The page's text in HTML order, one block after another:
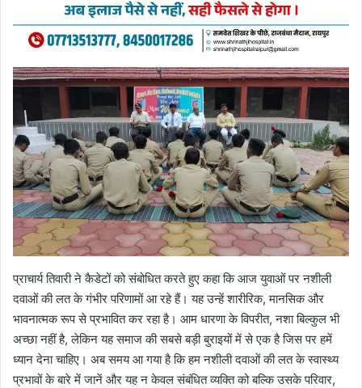
प्राचार्य तिवारी ने कैडेटों को संबोधित करते हुए कहा कि आज युवाओं पर नशीली
दवाओं की लत के गंभीर परिणामों आ रहे हैं। यह उन्हें शारीरिक, मानसिक और
भावनात्मक रूप से प्रभावित कर रहा है। आम धारणा के विपरीत, नशा बिल्कुल भी
अच्छा नहीं है, लेकिन यह समाज की सबसे बड़ी बुराइयों में से एक है जिस पर हमें
ध्यान देना चाहिए। अब समय आ गया है कि हम नशीली दवाओं की लत के स्वास्थ्य
प्रभावों के बारे में जानें और यह न केवल संबंधित व्यक्ति को बल्कि उसके परिवार,